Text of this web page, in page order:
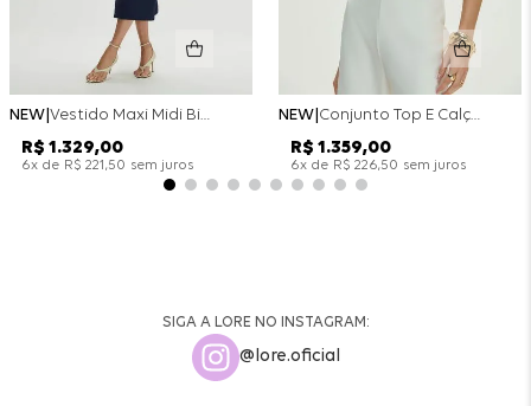
NEW Vestido Maxi Midi Bicolor Alfaitaria Navy - Marinho
R$ 1 .329,00
6x de R$ 221,50 sem juros
NEW Conjunto Top E Calça Wide Leg Bicolor Alfaitaria - Off White
R$ 1 .359,00
6x de R$ 226,50 sem juros
SIGA A LORE NO INSTAGRAM:
@lore.oficial